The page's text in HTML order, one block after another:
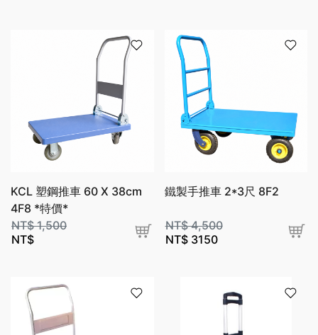
KCL 塑鋼推車 60 X 38cm
4F8 *特價*
NT$1,500
NT$
鐵製手推車 2*3尺 8F2
NT$4,500
NT$3150